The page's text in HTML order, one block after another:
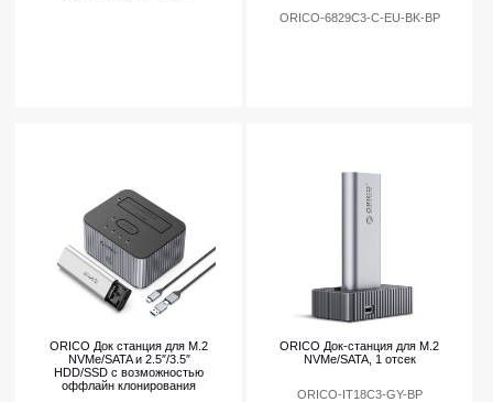
ORICO-6829C3-C-EU-BK-BP
ORICO Док станция для M.2
NVMe/SATA и 2.5″/3.5″
HDD/SSD с возможностью
оффлайн клонирования
ORICO Док-станция для M.2
NVMe/SATA, 1 отсек
ORICO-IT18C3-GY-BP